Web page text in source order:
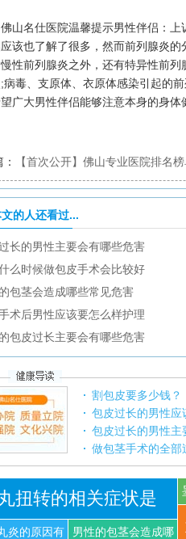
名仕医院温馨提示男性伴侣：上
该也了解了很多，然而前列腺炎
性前列腺炎之外，还有特异性前
病毒、支原体、衣原体感染引起的
广大男性伴侣能够注意本身的身体
【首次公开】佛山专业医院排名
的人还看过...
长的男性主要会有哪些危害
么时候做包皮手术会比较好
包茎会造成哪些常见危害
术后男性应该要怎么样护理
包皮过长主要会有哪些危害
割包皮要多少钱？
包皮过长的男性应
包皮过长的男性主
做包茎手术的全部
扭转的相关症状是
炎的原因有 男性的包茎会造成哪